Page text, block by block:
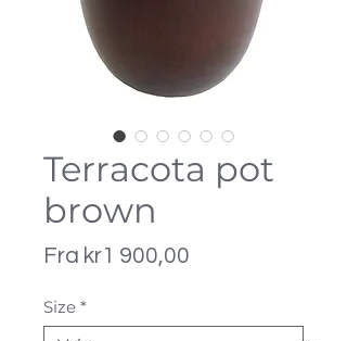
Terracota pot
brown
Fra kr1 900,00
Size *